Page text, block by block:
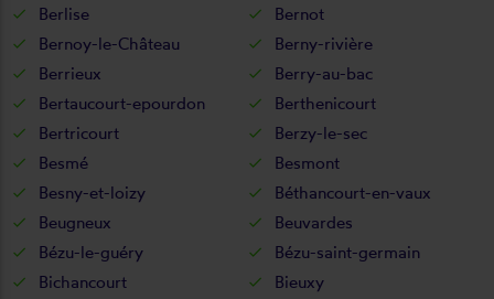
Berlise
Bernot
Bernoy-le-Château
Berny-rivière
Berrieux
Berry-au-bac
Bertaucourt-epourdon
Berthenicourt
Bertricourt
Berzy-le-sec
Besmé
Besmont
Besny-et-loizy
Béthancourt-en-vaux
Beugneux
Beuvardes
Bézu-le-guéry
Bézu-saint-germain
Bichancourt
Bieuxy